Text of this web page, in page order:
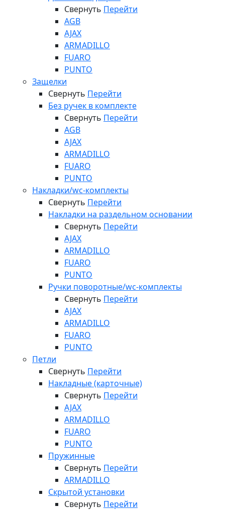
Свернуть Перейти
AGB
AJAX
ARMADILLO
FUARO
PUNTO
Защелки
Свернуть Перейти
Без ручек в комплекте
Свернуть Перейти
AGB
AJAX
ARMADILLO
FUARO
PUNTO
Накладки/wc-комплекты
Свернуть Перейти
Накладки на раздельном основании
Свернуть Перейти
AJAX
ARMADILLO
FUARO
PUNTO
Ручки поворотные/wc-комплекты
Свернуть Перейти
AJAX
ARMADILLO
FUARO
PUNTO
Петли
Свернуть Перейти
Накладные (карточные)
Свернуть Перейти
AJAX
ARMADILLO
FUARO
PUNTO
Пружинные
Свернуть Перейти
ARMADILLO
Скрытой установки
Свернуть Перейти